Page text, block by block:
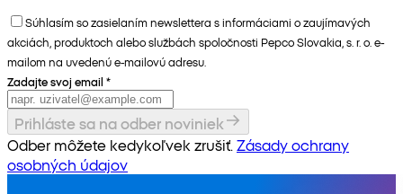
Súhlasím so zasielaním newslettera s informáciami o zaujímavých
akciách, produktoch alebo službách spoločnosti Pepco Slovakia, s. r. o. e-
mailom na uvedenú e-mailovú adresu.
Zadajte svoj email *
Prihláste sa na odber noviniek
Odber môžete kedykoľvek zrušiť. Zásady ochrany
osobných údajov